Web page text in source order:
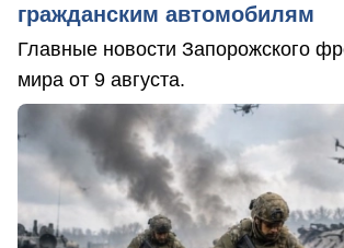
гражданским автомобилям
Главные новости Запорожского
мира от 9 августа.